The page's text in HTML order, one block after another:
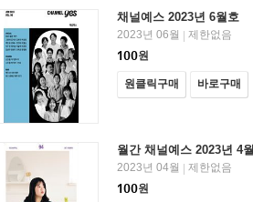
채널예스 2023년 6월호
2023년 06월 | 제한없음
100원
원클릭구매 바로구매
월간 채널예스 2023년 4
2023년 04월 | 제한없음
100원